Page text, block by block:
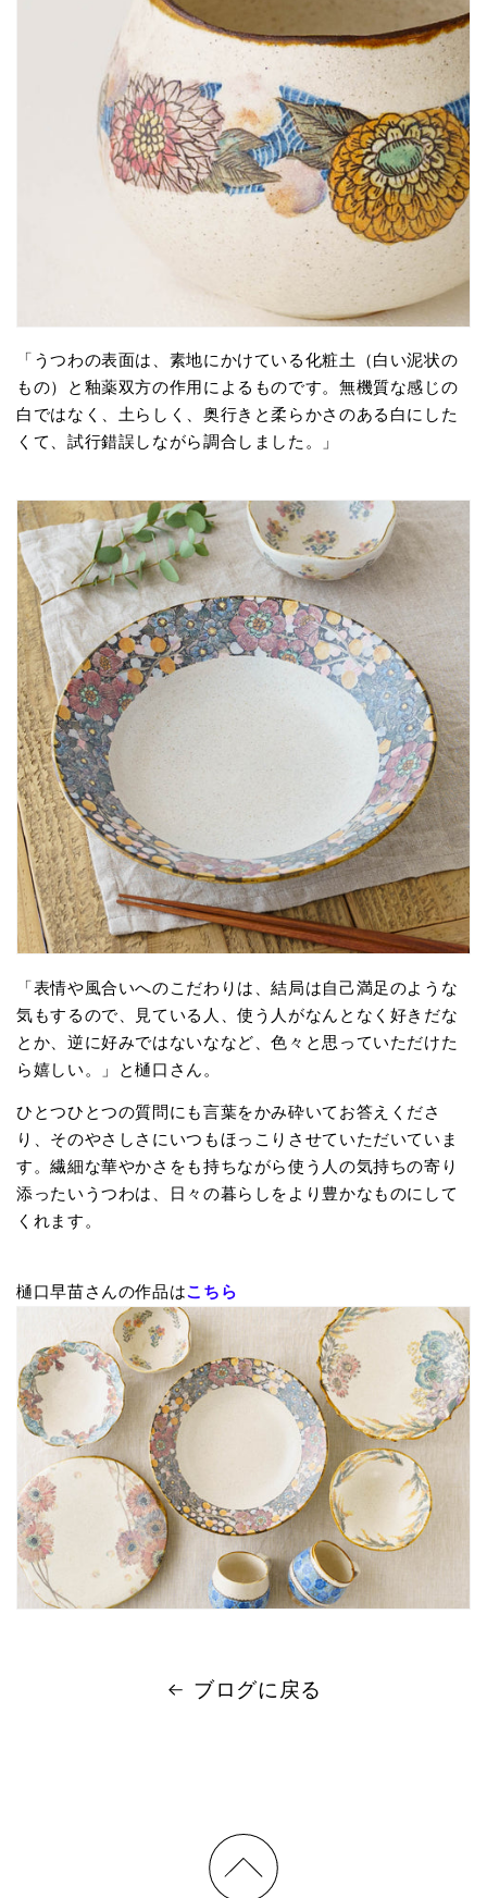
「うつわの表面は、素地にかけている化粧土（白い泥状の
もの）と釉薬双方の作用によるものです。無機質な感じの
白ではなく、土らしく、奥行きと柔らかさのある白にした
くて、試行錯誤しながら調合しました。」
「表情や風合いへのこだわりは、結局は自己満足のような
気もするので、見ている人、使う人がなんとなく好きだな
とか、逆に好みではないななど、色々と思っていただけた
ら嬉しい。」と樋口さん。
ひとつひとつの質問にも言葉をかみ砕いてお答えくださ
り、そのやさしさにいつもほっこりさせていただいていま
す。繊細な華やかさをも持ちながら使う人の気持ちの寄り
添ったいうつわは、日々の暮らしをより豊かなものにして
くれます。
樋口早苗さんの作品はこちら
ブログに戻る